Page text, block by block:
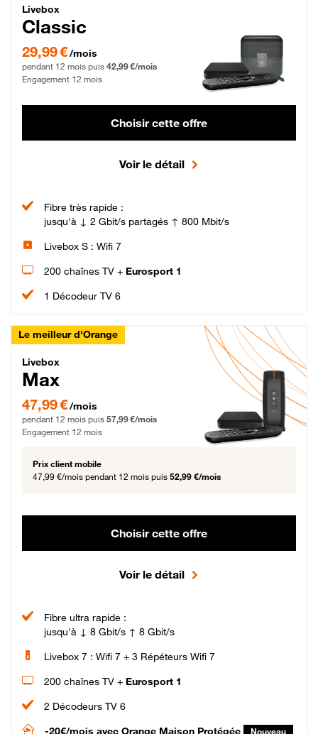
Livebox Classic Fibre
Livebox
Classic
29,99 € par mois pendant 12 mois puis 42,99 € par mois, Engagement 12 mois
29,99 €/mois
pendant 12 mois puis 42,99 €/mois
Engagement 12 mois
Choisir cette offre
Voir le détail
Fibre très rapide :
jusqu'à ↓ 2 Gbit/s partagés ↑ 800 Mbit/s
Livebox S : Wifi 7
200 chaînes TV + Eurosport 1
1 Décodeur TV 6
Le meilleur d'Orange
Livebox Max Fibre
Livebox
Max
47,99 € par mois pendant 12 mois puis 57,99 € par mois, Engagement 12 mois
47,99 €/mois
pendant 12 mois puis 57,99 €/mois
Engagement 12 mois
Prix client mobile
47,99 €/mois pendant 12 mois puis 52,99 €/mois
Choisir cette offre
Voir le détail
Fibre ultra rapide :
jusqu'à ↓ 8 Gbit/s ↑ 8 Gbit/s
Livebox 7 : Wifi 7 + 3 Répéteurs Wifi 7
200 chaînes TV + Eurosport 1
2 Décodeurs TV 6
-20€/mois avec Orange Maison Protégée Nouveau